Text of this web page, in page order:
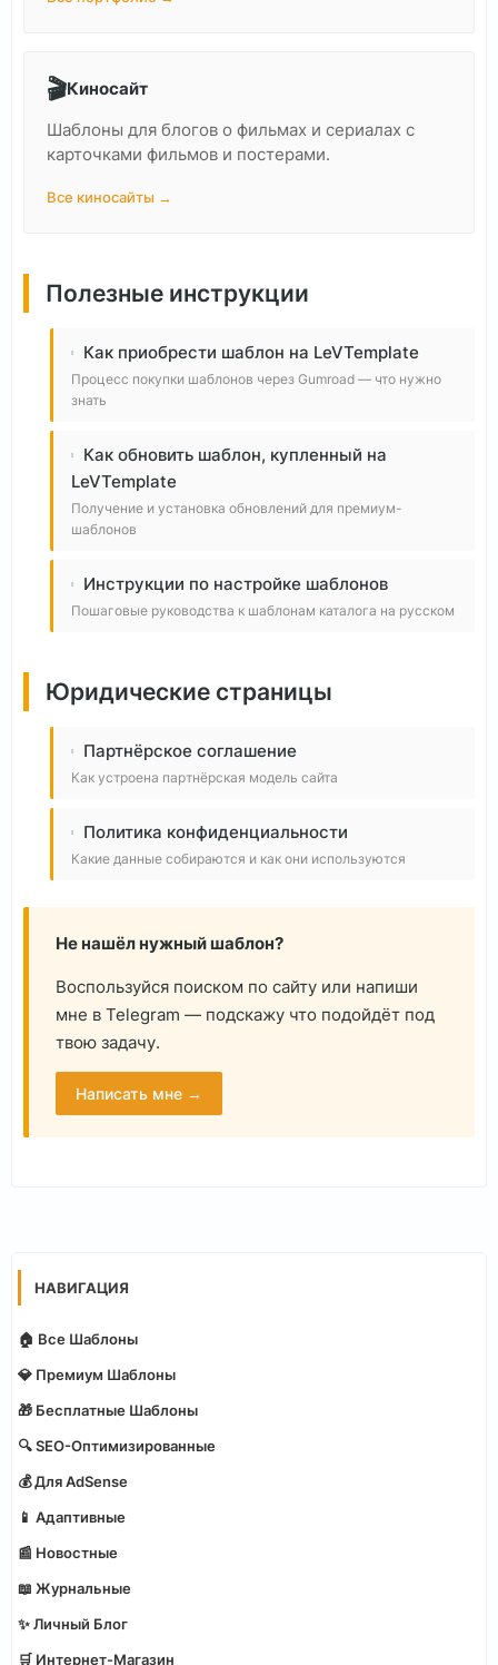
🎬Киносайт
Шаблоны для блогов о фильмах и сериалах с
карточками фильмов и постерами.
Все киносайты →
Полезные инструкции
Как приобрести шаблон на LeVTemplate
Процесс покупки шаблонов через Gumroad — что нужно
знать
Как обновить шаблон, купленный на
LeVTemplate
Получение и установка обновлений для премиум-
шаблонов
Инструкции по настройке шаблонов
Пошаговые руководства к шаблонам каталога на русском
Юридические страницы
Партнёрское соглашение
Как устроена партнёрская модель сайта
Политика конфиденциальности
Какие данные собираются и как они используются
Не нашёл нужный шаблон?
Воспользуйся поиском по сайту или напиши
мне в Telegram — подскажу что подойдёт под
твою задачу.
Написать мне →
НАВИГАЦИЯ
🏠 Все Шаблоны
💎 Премиум Шаблоны
🎁 Бесплатные Шаблоны
🔍 SEO-Оптимизированные
💰 Для AdSense
📱 Адаптивные
📰 Новостные
📖 Журнальные
✨ Личный Блог
🛒 Интернет-Магазин